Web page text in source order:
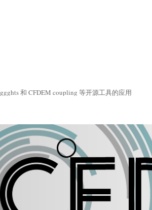
和 CFDEM coupling 等开源工具的应用